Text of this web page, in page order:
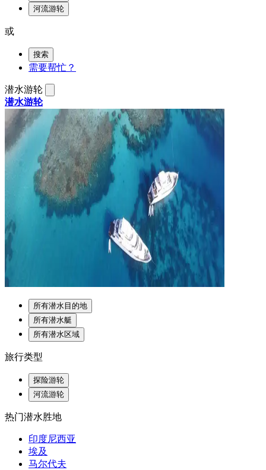
河流游轮
或
搜索
需要帮忙？
潜水游轮
潜水游轮
所有潜水目的地
所有潜水艇
所有潜水区域
旅行类型
探险游轮
河流游轮
热门潜水胜地
印度尼西亚
埃及
马尔代夫